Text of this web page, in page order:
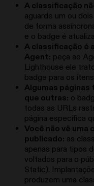
A classificação
aguarde um ou
de forma
e o badge é
A classificação é
Agent: peça ao
Lighthouse ele
badge para os
Algumas páginas
que outras: o
todas as URLs
página específica
Você não vê uma
publicado: as
apenas para tipos
voltados para o
Static).
produzem uma